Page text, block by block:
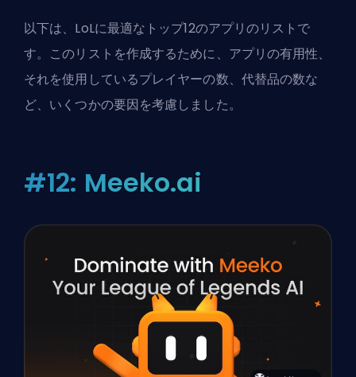
以下は、LoLに最適なトップ12のアプリのリストで
す。このリストを作成するために、アプリの有用性、
それを使用しているプレイヤーの数、代替品の数な
ど、いくつかの要因を考慮しました。
#12: Meeko.ai